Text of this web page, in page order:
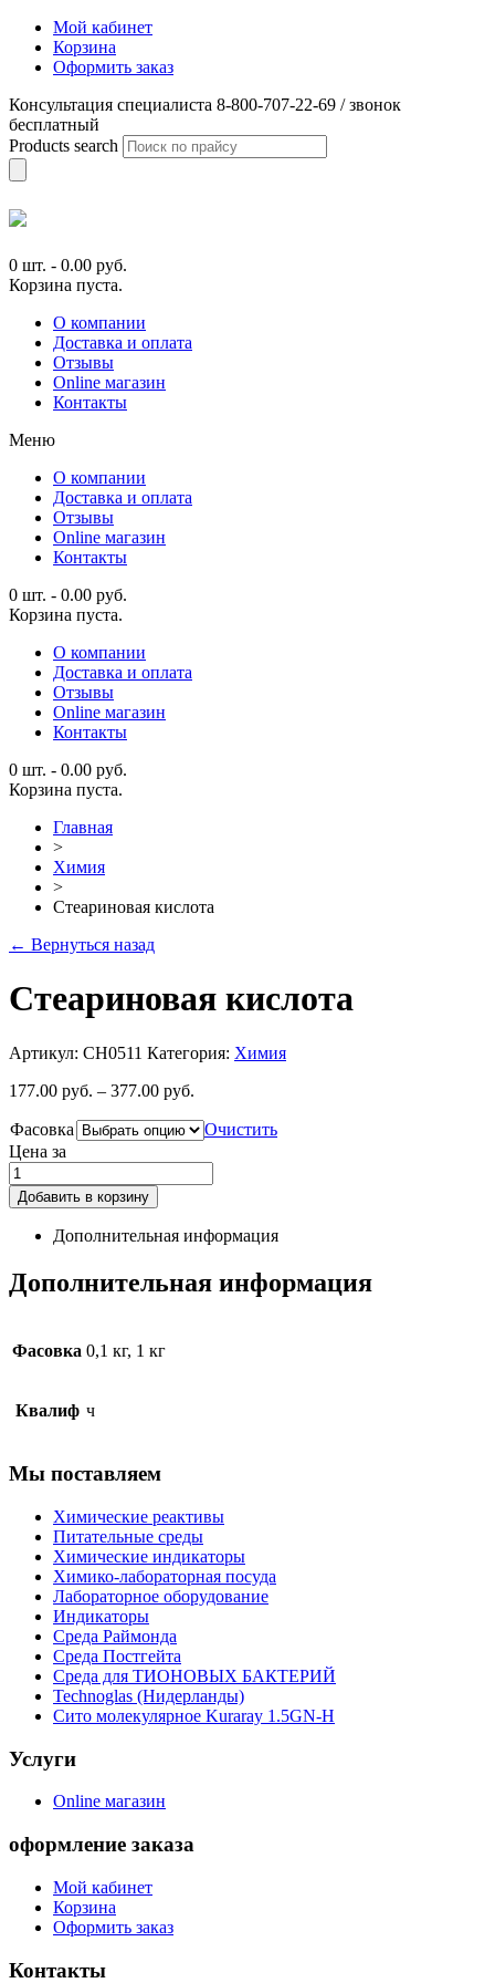
Мой кабинет
Корзина
Оформить заказ
Консультация специалиста 8-800-707-22-69 / звонок
бесплатный
Products search
0 шт. - 0.00 руб.
Корзина пуста.
О компании
Доставка и оплата
Отзывы
Online магазин
Контакты
Меню
О компании
Доставка и оплата
Отзывы
Online магазин
Контакты
0 шт. - 0.00 руб.
Корзина пуста.
О компании
Доставка и оплата
Отзывы
Online магазин
Контакты
0 шт. - 0.00 руб.
Корзина пуста.
Главная
>
Химия
>
Стеариновая кислота
← Вернуться назад
Стеариновая кислота
Артикул: CH0511 Категория: Химия
177.00 руб. – 377.00 руб.
Фасовка
Очистить
Цена за
Добавить в корзину
Дополнительная информация
Дополнительная информация
Фасовка 0,1 кг, 1 кг
Квалиф ч
Мы поставляем
Химические реактивы
Питательные среды
Химические индикаторы
Химико-лабораторная посуда
Лабораторное оборудование
Индикаторы
Среда Раймонда
Среда Постгейта
Среда для ТИОНОВЫХ БАКТЕРИЙ
Technoglas (Нидерланды)
Сито молекулярное Kuraray 1.5GN-H
Услуги
Online магазин
оформление заказа
Мой кабинет
Корзина
Оформить заказ
Контакты